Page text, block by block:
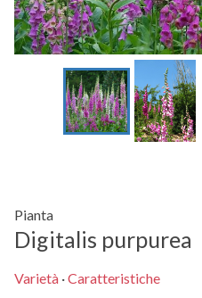
Pianta
Digitalis purpurea
Varietà ·Caratteristiche